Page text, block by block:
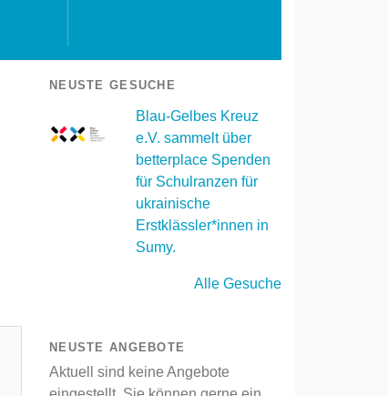
NEUSTE GESUCHE
Blau-Gelbes Kreuz
e.V. sammelt über
betterplace Spenden
für Schulranzen für
ukrainische
Erstklässler*innen in
Sumy.
Alle Gesuche
NEUSTE ANGEBOTE
Aktuell sind keine Angebote